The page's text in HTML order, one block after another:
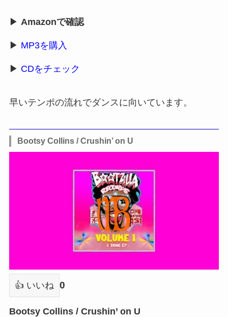
▶ Amazonで確認
▶ MP3を購入
▶ CDをチェック
早いテンポの流れでダンスに向いています。
Bootsy Collins / Crushin’ on U
👍 いいね 0
Bootsy Collins / Crushin’ on U